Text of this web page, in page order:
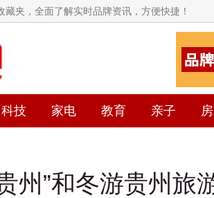
夹，全面了解实时品牌资讯，方便快捷！
科技 家电 教育 亲子
州”和冬游贵州旅